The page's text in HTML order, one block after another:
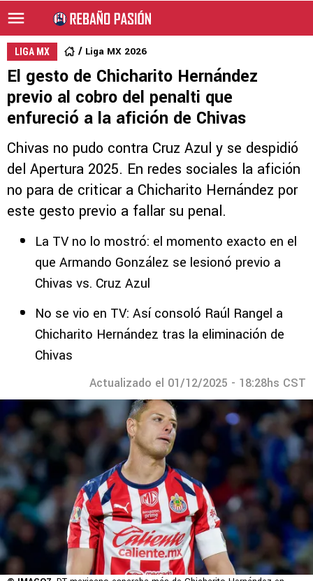
LIGA MX Liga MX 2026
El gesto de Chicharito Hernández
previo al cobro del penalti que
enfureció a la afición de Chivas
Chivas no pudo contra Cruz Azul y se despidió
del Apertura 2025. En redes sociales la afición
no para de criticar a Chicharito Hernández por
este gesto previo a fallar su penal.
La TV no lo mostró: el momento exacto en el
que Armando González se lesionó previo a
Chivas vs. Cruz Azul
No se vio en TV: Así consoló Raúl Rangel a
Chicharito Hernández tras la eliminación de
Chivas
Actualizado el 01/12/2025 - 18:28hs CST